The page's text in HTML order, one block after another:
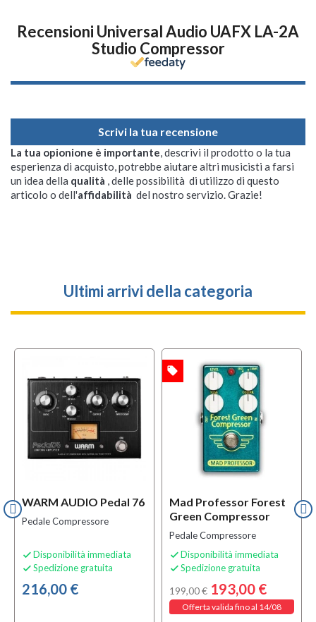
Recensioni Universal Audio UAFX LA-2A
Studio Compressor
Scrivi la tua recensione
La tua opionione è importante, descrivi il prodotto o la tua
esperienza di acquisto, potrebbe aiutare altri musicisti a farsi
un idea della qualità , delle possibilità di utilizzo di questo
articolo o dell'affidabilità del nostro servizio. Grazie!
Ultimi arrivi della categoria
WARM AUDIO Pedal 76
Pedale Compressore
 Disponibilità immediata
 Spedizione gratuita
216,00 €
Mad Professor Forest
Green Compressor
Pedale Compressore
 Disponibilità immediata
 Spedizione gratuita
199,00 € 193,00 €
Offerta valida fino al 14/08
local_offer